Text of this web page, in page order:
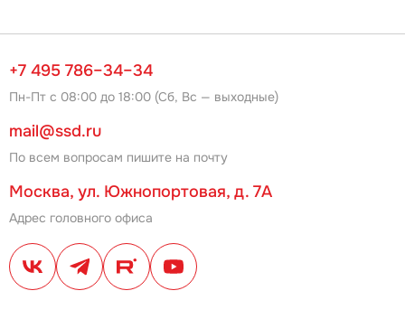
+7 495 786–34–34
Пн-Пт с 08:00 до 18:00 (Сб, Вс — выходные)
mail@ssd.ru
По всем вопросам пишите на почту
Москва, ул. Южнопортовая, д. 7А
Адрес головного офиса